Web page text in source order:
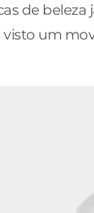
de
visto um